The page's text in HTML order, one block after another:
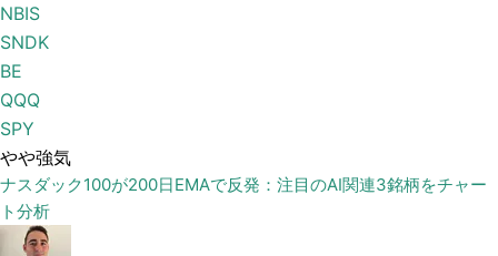
NBIS
SNDK
BE
QQQ
SPY
やや強気
ナスダック100が200日EMAで反発：注目のAI関連3銘柄をチャー
ト分析